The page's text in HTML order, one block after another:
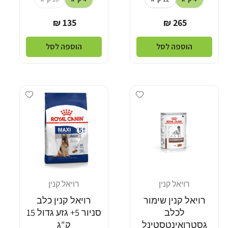
מחיר
רגיל
265 ₪
הוספה לסל
מחיר
רגיל
135 ₪
הוספה לסל
Add wishlist
רויאל קנין
רויאל קנין שימור
לכלב
גסטרואינטסטינל
Add wishlist
רויאל קנין
רויאל קנין כלב
סניור 5+ גזע גדול 15
ק"ג